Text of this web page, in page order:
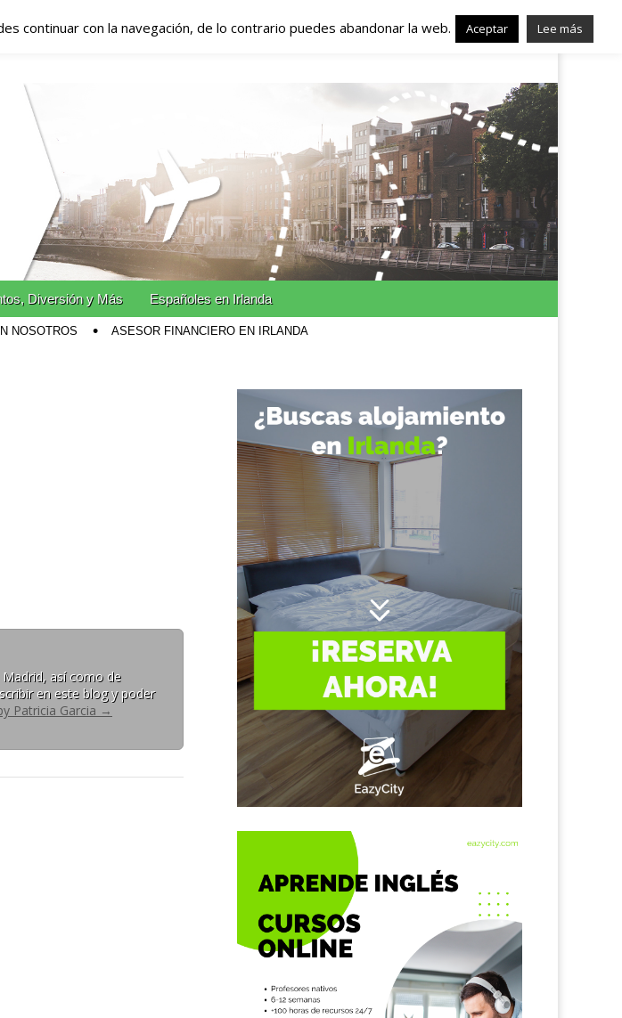
en Irlanda – Trabajo en
Diversión y Más Españoles en Irlanda
NOSOTROS ASESOR FINANCIERO EN IRLANDA
Madrid, así como de
en este blog y poder
Patricia Garcia →
continuar con la navegación, de lo contrario puedes abandonar la web. Aceptar Lee más